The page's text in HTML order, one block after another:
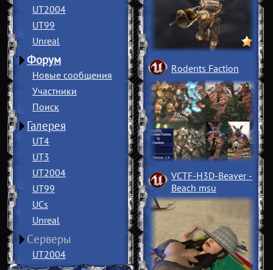
UT2004
UT99
Unreal
Форум
Новые сообщения
Участники
Поиск
Галерея
UT4
UT3
UT2004
UT99
UCs
Unreal
Серверы
UT2004
Rodents Faction
VCTF-H3D-Beaver ­
Beach msu